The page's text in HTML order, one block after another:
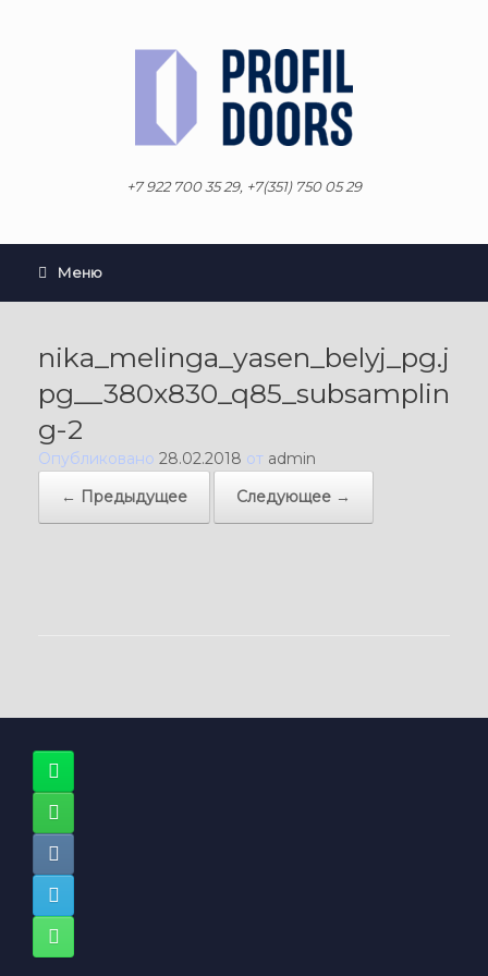
+7 922 700 35 29, +7(351) 750 05 29
Меню
nika_melinga_yasen_belyj_pg.j
pg__380x830_q85_subsamplin
g-2
Опубликовано 28.02.2018 от admin
← Предыдущее
Следующее →